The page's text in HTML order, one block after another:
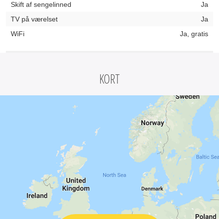
Skift af sengelinned
Ja
TV på værelset
Ja
WiFi
Ja, gratis
KORT